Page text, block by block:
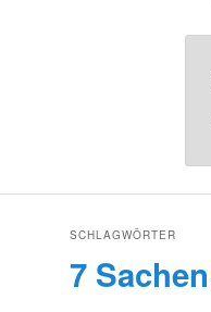
SCHLAGWÖRTER
7 Sachen